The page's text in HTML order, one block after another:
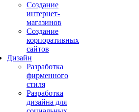
Создание
интернет-
магазинов
Создание
корпоративных
сайтов
Дизайн
Разработка
фирменного
стиля
Разработка
дизайна для